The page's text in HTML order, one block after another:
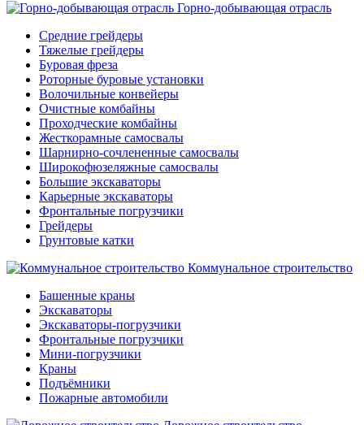
Горно-добывающая отрасль
Средние грейдеры
Тяжелые грейдеры
Буровая фреза
Роторные буровые установки
Волочильные конвейеры
Очистные комбайны
Проходческие комбайны
Жесткорамные самосвалы
Шарнирно-сочлененные самосвалы
Широкофюзеляжные самосвалы
Большие экскаваторы
Карьерные экскаваторы
Фронтальные погрузчики
Грейдеры
Грунтовые катки
Коммунальное строительство
Башенные краны
Экскаваторы
Экскаваторы-погрузчики
Фронтальные погрузчики
Мини-погрузчики
Краны
Подъёмники
Пожарные автомобили